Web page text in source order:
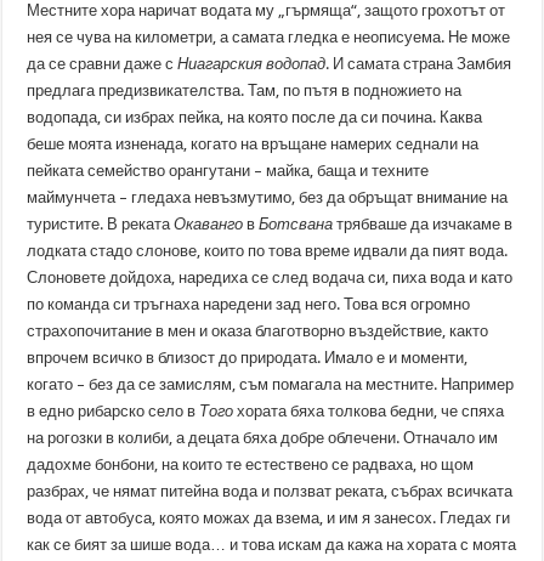
Местните хора наричат водата му „гърмяща“, защото грохотът от
нея се чува на километри, а самата гледка е неописуема. Не може
да се сравни даже сНиагарския водопад. И самата страна Замбия
предлага предизвикателства. Там, по пътя в подножието на
водопада, си избрах пейка, на която после да си почина. Каква
беше моята изненада, когато на връщане намерих седнали на
пейката семейство орангутани – майка, баща и техните
маймунчета – гледаха невъзмутимо, без да обръщат внимание на
туристите. В рекатаОкаванго вБотсвана трябваше да изчакаме в
лодката стадо слонове, които по това време идвали да пият вода.
Слоновете дойдоха, наредиха се след водача си, пиха вода и като
по команда си тръгнаха наредени зад него. Това вся огромно
страхопочитание в мен и оказа благотворно въздействие, както
впрочем всичко в близост до природата. Имало е и моменти,
когато – без да се замислям, съм помагала на местните. Например
в едно рибарско село в Того хората бяха толкова бедни, че спяха
на рогозки в колиби, а децата бяха добре облечени. Отначало им
дадохме бонбони, на които те естествено се радваха, но щом
разбрах, че нямат питейна вода и ползват реката, събрах всичката
вода от автобуса, която можах да взема, и им я занесох. Гледах ги
как се бият за шише вода… и това искам да кажа на хората с моята